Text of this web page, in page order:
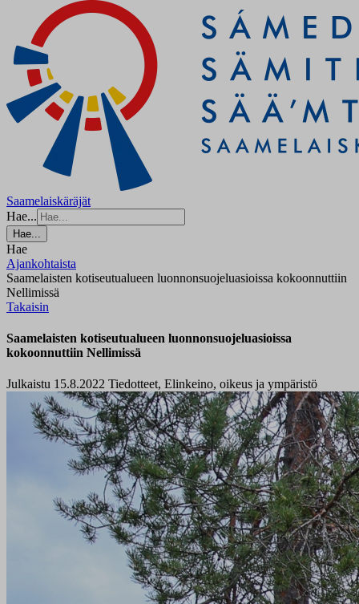
Saamelaiskäräjät
Hae...
Hae...
Hae
Ajankohtaista
Saamelaisten kotiseutualueen luonnonsuojeluasioissa kokoonnuttiin
Nellimissä
Takaisin
Saamelaisten kotiseutualueen luonnonsuojeluasioissa
kokoonnuttiin Nellimissä
Julkaistu 15.8.2022 Tiedotteet, Elinkeino, oikeus ja ympäristö